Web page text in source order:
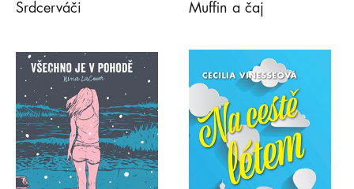
Srdcerváči Muffin a čaj